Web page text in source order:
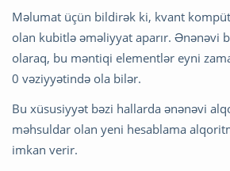
Məlumat üçün bildirək ki, kvant
olan kubitlə əməliyyat aparır. Ənənəvi
olaraq, bu məntiqi elementlər eyni
0 vəziyyətində ola bilər.
Bu xüsusiyyət bəzi hallarda ənənəvi
məhsuldar olan yeni hesablama
imkan verir.